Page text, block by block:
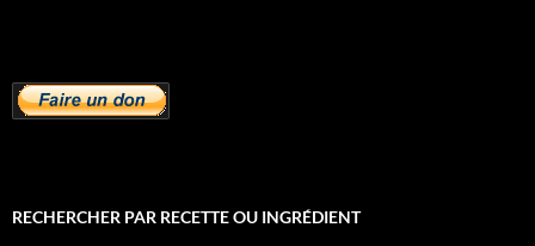
RECHERCHER PAR RECETTE OU INGRÉDIENT